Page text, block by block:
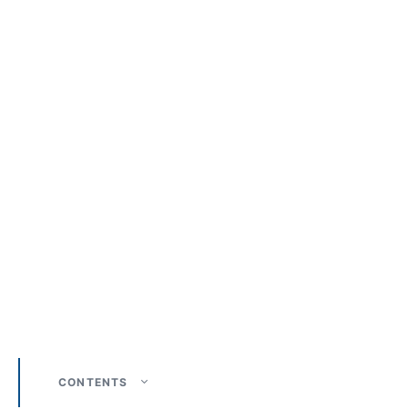
CONTENTS